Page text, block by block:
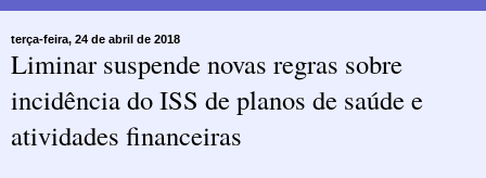
terça-feira, 24 de abril de 2018
Liminar suspende novas regras sobre
incidência do ISS de planos de saúde e
atividades financeiras